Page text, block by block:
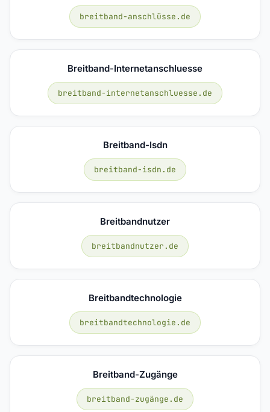
breitband-anschlüsse.de
Breitband-Internetanschluesse
breitband-internetanschluesse.de
Breitband-Isdn
breitband-isdn.de
Breitbandnutzer
breitbandnutzer.de
Breitbandtechnologie
breitbandtechnologie.de
Breitband-Zugänge
breitband-zugänge.de